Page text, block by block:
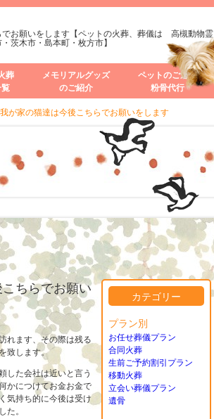
お願いをします【ペットの火葬、葬儀は 高槻動物霊
木市・島本町・枚方市】
葬
メモリアルグッズ
のご紹介
ペットのご遺骨
粉骨代行
我が家の猫達は今後こちらでお願いをします
ちらでお願い
れます、その際は残る
致します。
した会社は近いと言う
かにつけてお金お金で
気持ち的に今後は受け
た。
カテゴリー
プラン別
お任せ葬儀プラン
合同火葬
生前ご予約割引プラン
移動火葬
立会い葬儀プラン
遺骨